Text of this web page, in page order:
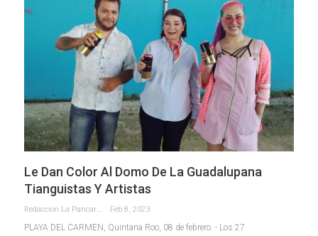
Le Dan Color Al Domo De La Guadalupana
Tianguistas Y Artistas
Redaccion La Pancarta De Quintana Roo Feb 8, 2023
PLAYA DEL CARMEN, Quintana Roo, 08 de febrero. - Los 27